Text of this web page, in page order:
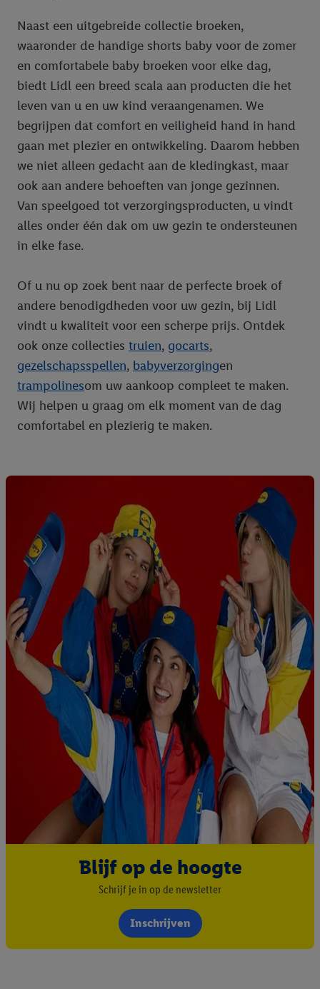
Naast een uitgebreide collectie broeken,
waaronder de handige shorts baby voor de zomer
en comfortabele baby broeken voor elke dag,
biedt Lidl een breed scala aan producten die het
leven van u en uw kind veraangenamen. We
begrijpen dat comfort en veiligheid hand in hand
gaan met plezier en ontwikkeling. Daarom hebben
we niet alleen gedacht aan de kledingkast, maar
ook aan andere behoeften van jonge gezinnen.
Van speelgoed tot verzorgingsproducten, u vindt
alles onder één dak om uw gezin te ondersteunen
in elke fase.
Of u nu op zoek bent naar de perfecte broek of
andere benodigdheden voor uw gezin, bij Lidl
vindt u kwaliteit voor een scherpe prijs. Ontdek
ook onze collecties truien, gocarts,
gezelschapsspellen, babyverzorgingen
trampolinesom uw aankoop compleet te maken.
Wij helpen u graag om elk moment van de dag
comfortabel en plezierig te maken.
Blijf op de hoogte
Schrijf je in op de newsletter
Inschrijven